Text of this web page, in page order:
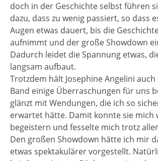
doch in der Geschichte selbst führen
dazu, dass zu wenig passiert, so dass
Augen etwas dauert, bis die
aufnimmt und der große Showdown
Dadurch leidet die Spannung etwas,
langsam aufbaut.
Trotzdem hält Josephine Angelini auch
Band einige Überraschungen für uns
glänzt mit Wendungen, die ich so
erwartet hätte. Damit konnte sie mich
begeistern und fesselte mich trotz
Den großen Showdown hätte ich mir
etwas spektakulärer vorgestellt.